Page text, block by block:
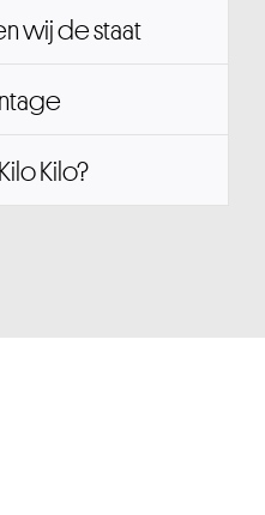
wij de staat
Kilo?